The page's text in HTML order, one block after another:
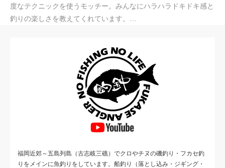
度なテクニックを使うモッチー。みんなにハラハラドキドキ感と
釣りの楽しさを教えてくれています。…
福岡近郊～五島列島（古志岐三礁）でクロやチヌの磯釣り・フカセ釣
りをメインに魚釣りをしています。船釣り（落とし込み・ジギング・